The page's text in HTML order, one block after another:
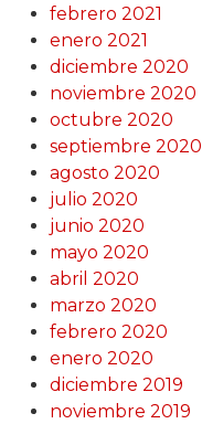
febrero 2021
enero 2021
diciembre 2020
noviembre 2020
octubre 2020
septiembre 2020
agosto 2020
julio 2020
junio 2020
mayo 2020
abril 2020
marzo 2020
febrero 2020
enero 2020
diciembre 2019
noviembre 2019